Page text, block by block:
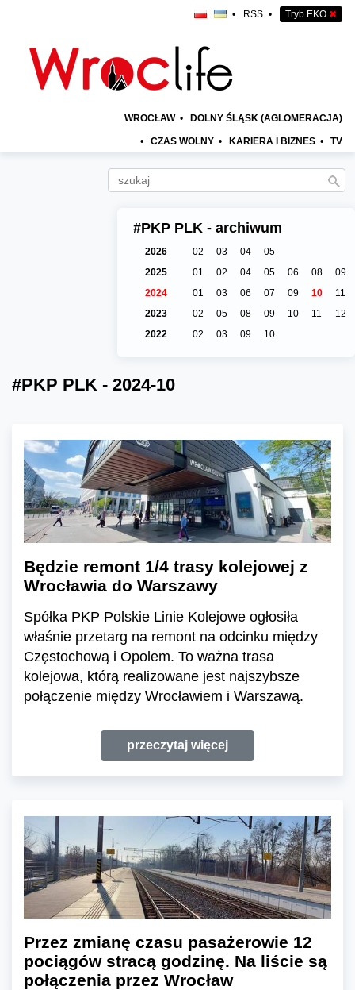
• RSS • Tryb EKO ✖
WROCŁAW • DOLNY ŚLĄSK (AGLOMERACJA)
• CZAS WOLNY • KARIERA I BIZNES • TV
#PKP PLK - archiwum
2026 02 03 04
05
2025
01 02 04 05 06 08
09
2024
01 03 06 07 09 10
11
2023
02 05 08 09 10 11
12
2022
02 03 09 10
#PKP PLK - 2024-10
Będzie remont 1/4 trasy kolejowej z
Wrocławia do Warszawy
Spółka PKP Polskie Linie Kolejowe ogłosiła
właśnie przetarg na remont na odcinku między
Częstochową i Opolem. To ważna trasa
kolejowa, którą realizowane jest najszybsze
połączenie między Wrocławiem i Warszawą.
przeczytaj więcej
Przez zmianę czasu pasażerowie 12
pociągów stracą godzinę. Na liście są
połączenia przez Wrocław